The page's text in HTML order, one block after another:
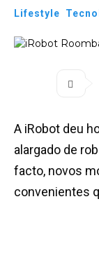
Lifestyle
A iRobot deu
alargado de
facto, novos
convenientes